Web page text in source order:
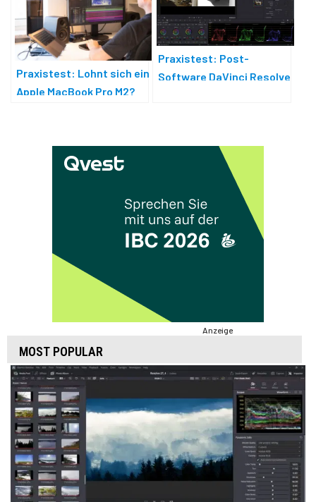
Praxistest: Lohnt sich ein
Apple MacBook Pro M2?
Praxistest: Post-
Software DaVinci Resolve
Anzeige
MOST POPULAR